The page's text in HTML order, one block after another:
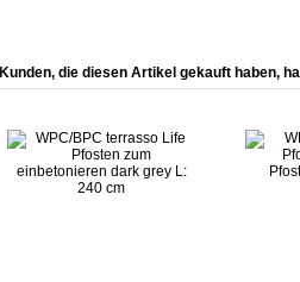
Kunden, die diesen Artikel gekauft haben,